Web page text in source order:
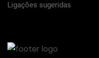
Ligações sugeridas